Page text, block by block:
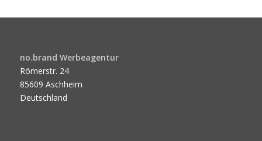
no.brand Werbeagentur
Römerstr. 24
85609 Aschheim
Deutschland